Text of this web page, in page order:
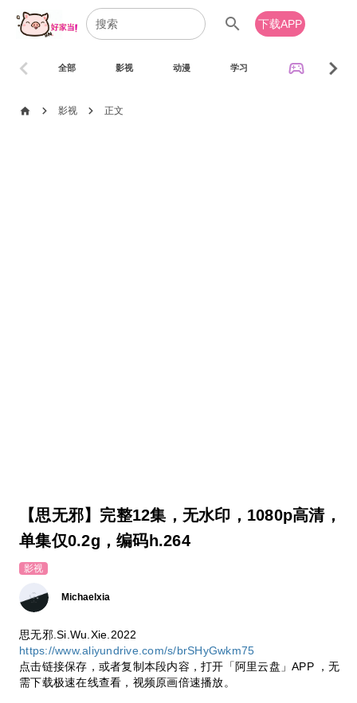
search 下载APP
全部 影视 动漫 学习 sports_esports
chevron_left chevron_right
home chevron_right 影视 chevron_right 正文
【思无邪】完整12集，无水印，1080p高清，
单集仅0.2g，编码h.264
影视
Michaelxia
思无邪.Si.Wu.Xie.2022
https://www.aliyundrive.com/s/brSHyGwkm75
点击链接保存，或者复制本段内容，打开「阿里云盘」APP ，无
需下载极速在线查看，视频原画倍速播放。